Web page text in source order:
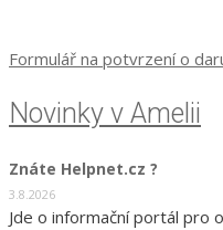
Formulář na potvrzení o
Novinky v Amelii
Znáte Helpnet.cz ?
3.8.2026
Jde o informační portál pro